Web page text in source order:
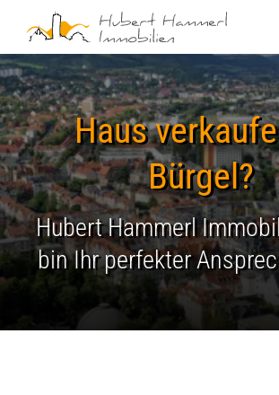
Haus
Bürgel?
Hubert Hammerl
bin Ihr perfekter